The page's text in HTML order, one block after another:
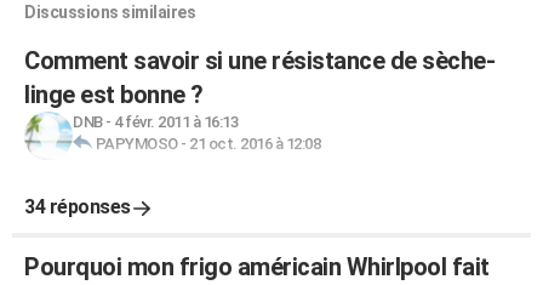
Discussions similaires
Comment savoir si une résistance de sèche-
linge est bonne ?
DNB- 4 févr. 2011 à 16:13
PAPYMOSO- 21 oct. 2016 à 12:08
34 réponses
Pourquoi mon frigo américain Whirlpool fait